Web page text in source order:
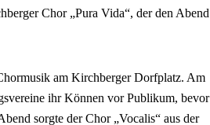
Chor „Pura Vida“, der den Abend
am Kirchberger Dorfplatz. Am
ihr Können vor Publikum, bevor
sorgte der Chor „Vocalis“ aus der